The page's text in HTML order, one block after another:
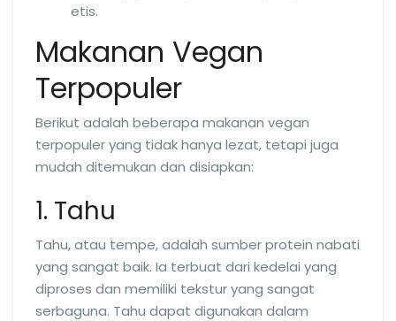
etis.
Makanan Vegan
Terpopuler
Berikut adalah beberapa makanan vegan
terpopuler yang tidak hanya lezat, tetapi juga
mudah ditemukan dan disiapkan:
1. Tahu
Tahu, atau tempe, adalah sumber protein nabati
yang sangat baik. Ia terbuat dari kedelai yang
diproses dan memiliki tekstur yang sangat
serbaguna. Tahu dapat digunakan dalam